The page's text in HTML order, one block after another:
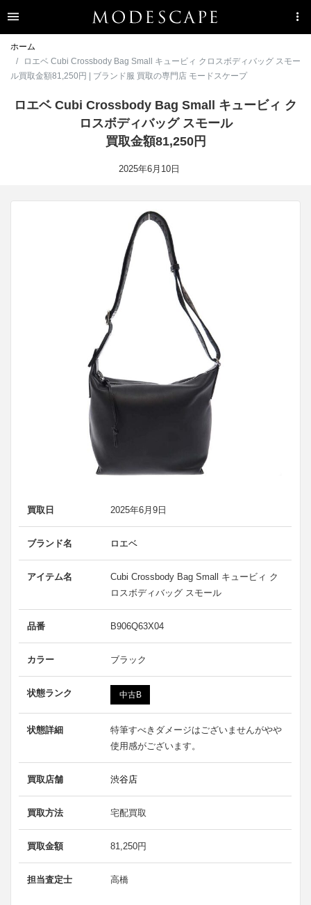
ホーム
ロエベ Cubi Crossbody Bag Small キュービィ クロスボディバッグ スモー
ル買取金額81,250円 | ブランド服 買取の専門店 モードスケープ
ロエベ Cubi Crossbody Bag Small キュービィ ク
ロスボディバッグ スモール
買取金額81,250円
2025年6月10日
買取日 2025年6月9日
ブランド名 ロエベ
アイテム名
Cubi Crossbody Bag Small キュービィ ク
ロスボディバッグ スモール
品番 B906Q63X04
カラー ブラック
状態ランク 中古B
状態詳細
特筆すべきダメージはございませんがやや
使用感がございます。
買取店舗 渋谷店
買取方法 宅配買取
買取金額 81,250円
担当査定士 高橋